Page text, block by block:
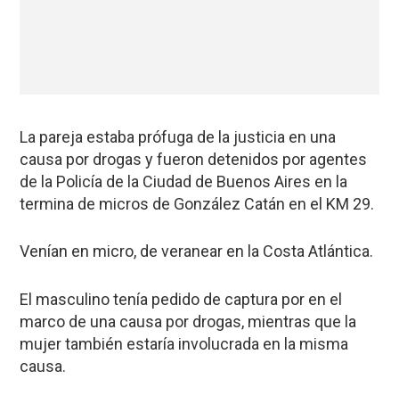
La pareja estaba prófuga de la justicia en una
causa por drogas y fueron detenidos por agentes
de la Policía de la Ciudad de Buenos Aires en la
termina de micros de González Catán en el KM 29.
Venían en micro, de veranear en la Costa Atlántica.
El masculino tenía pedido de captura por en el
marco de una causa por drogas, mientras que la
mujer también estaría involucrada en la misma
causa.